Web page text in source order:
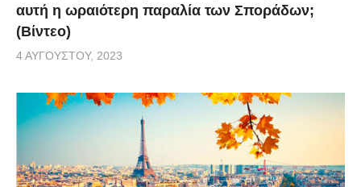
αυτή η ωραιότερη παραλία των Σποράδων;
(Βίντεο)
4 ΑΥΓΟΎΣΤΟΥ, 2023